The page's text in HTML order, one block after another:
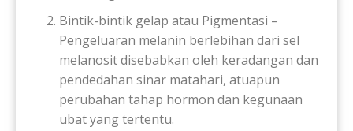
Bintik-bintik gelap atau Pigmentasi –
Pengeluaran melanin berlebihan dari sel
melanosit disebabkan oleh keradangan dan
pendedahan sinar matahari, atuapun
perubahan tahap hormon dan kegunaan
ubat yang tertentu.